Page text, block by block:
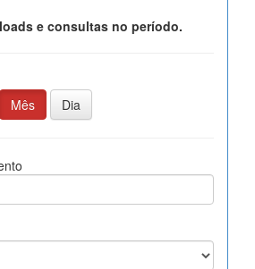
e consultas no período.
Mês Dia